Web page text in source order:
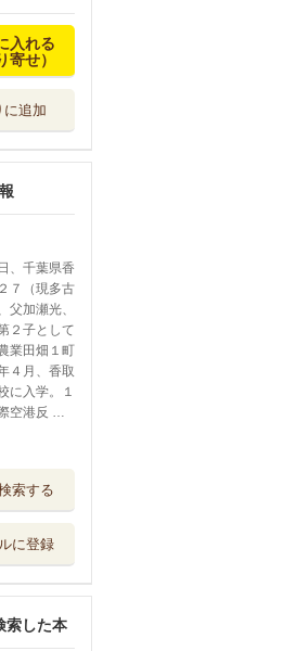
入れる
寄せ）
追加
、千葉県香
７（現多古
父加瀬光、
２子として
業田畑１町
４月、香取
に入学。１
空港反 …
索する
に登録
索した本